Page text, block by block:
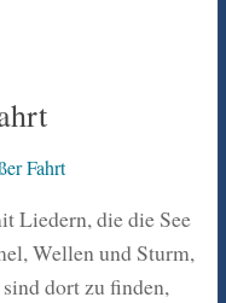
Liedern, die die See
Wellen und Sturm,
dort zu finden,